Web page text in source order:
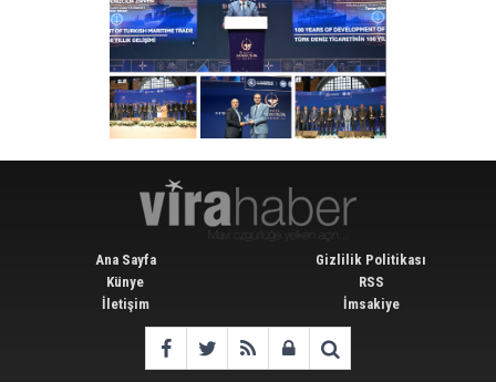
Ana Sayfa
Künye
İletişim
Gizlilik Politikası
RSS
İmsakiye